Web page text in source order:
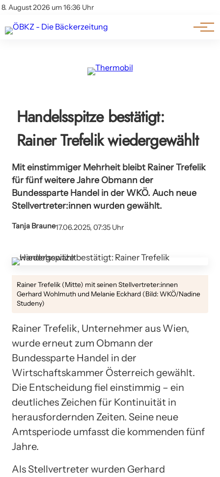
8. August 2026 um 16:36 Uhr
Impressum & Offenlegung
Am Wort
Genuss & Trends
Handelsspitze bestätigt:
Rainer Trefelik wiedergewählt
Mit einstimmiger Mehrheit bleibt Rainer Trefelik
für fünf weitere Jahre Obmann der
Bundessparte Handel in der WKÖ. Auch neue
Stellvertreter:innen wurden gewählt.
Tanja Braune17.06.2025, 07:35 Uhr
Rainer Trefelik (Mitte) mit seinen Stellvertreter:innen
Gerhard Wohlmuth und Melanie Eckhard (Bild: WKÖ/Nadine
Studeny)
Rainer Trefelik, Unternehmer aus Wien,
wurde erneut zum Obmann der
Bundessparte Handel in der
Wirtschaftskammer Österreich gewählt.
Die Entscheidung fiel einstimmig – ein
deutliches Zeichen für Kontinuität in
herausfordernden Zeiten. Seine neue
Amtsperiode umfasst die kommenden fünf
Jahre.
Als Stellvertreter wurden Gerhard